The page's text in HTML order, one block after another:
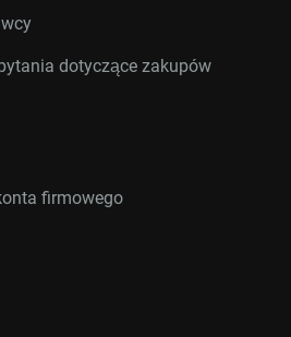
dotyczące zakupów
firmowego